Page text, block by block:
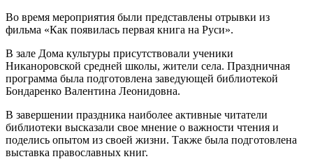
Во время мероприятия были представлены отрывки из
фильма «Как появилась первая книга на Руси».
В зале Дома культуры присутствовали ученики
Никаноровской средней школы, жители села. Праздничная
программа была подготовлена заведующей библиотекой
Бондаренко Валентина Леонидовна.
В завершении праздника наиболее активные читатели
библиотеки высказали свое мнение о важности чтения и
поделись опытом из своей жизни. Также была подготовлена
выставка православных книг.